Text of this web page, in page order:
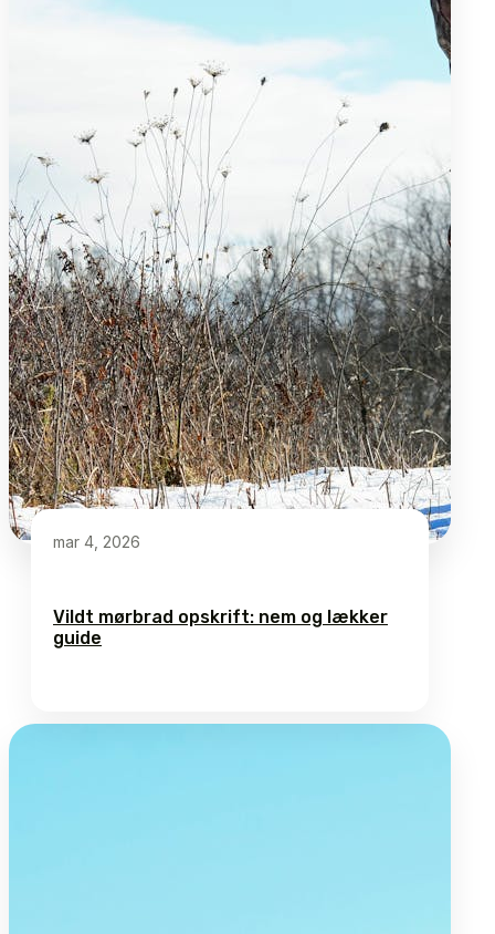
mar 4, 2026
Vildt mørbrad opskrift: nem og lækker
guide